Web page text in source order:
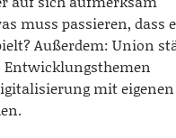
muss passieren, dass
Außerdem: Union
Entwicklungsthemen
mit eigenen